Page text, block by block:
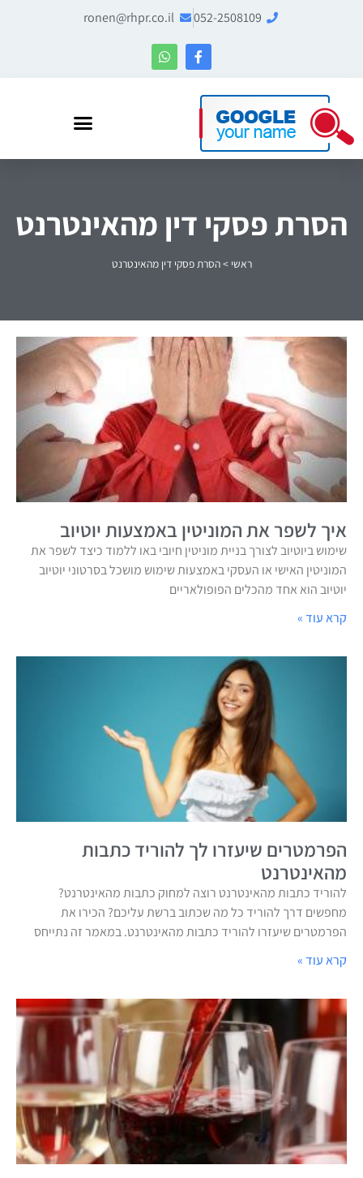
052-2508109
ronen@rhpr.co.il
הסרת פסקי דין מהאינטרנט
ראשי >הסרת פסקי דין מהאינטרנט
איך לשפר את המוניטין באמצעות יוטיוב
שימוש ביוטיוב לצורך בניית מוניטין חיובי באו ללמוד כיצד לשפר את
המוניטין האישי או העסקי באמצעות שימוש מושכל בסרטוני יוטיוב
יוטיוב הוא אחד מהכלים הפופולאריים
קרא עוד »
הפרמטרים שיעזרו לך להוריד כתבות
מהאינטרנט
להוריד כתבות מהאינטרנט רוצה למחוק כתבות מהאינטרנט?
מחפשים דרך להוריד כל מה שכתוב ברשת עליכם? הכירו את
הפרמטרים שיעזרו להוריד כתבות מהאינטרנט. במאמר זה נתייחס
קרא עוד »